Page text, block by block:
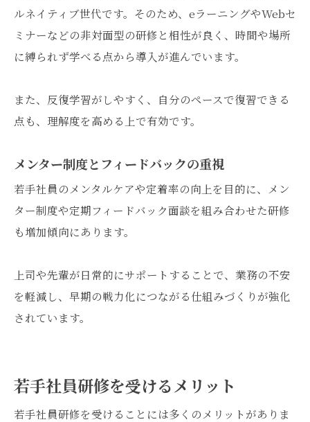
ルネイティブ世代です。そのため、eラーニングやWebセ
ミナーなどの非対面型の研修と相性が良く、時間や場所
に縛られず学べる点から導入が進んでいます。
また、反復学習がしやすく、自分のペースで復習できる
点も、理解度を高める上で有効です。
メンター制度とフィードバックの重視
若手社員のメンタルケアや定着率の向上を目的に、メン
ター制度や定期フィードバック面談を組み合わせた研修
も増加傾向にあります。
上司や先輩が日常的にサポートすることで、業務の不安
を軽減し、早期の戦力化につながる仕組みづくりが強化
されています。
若手社員研修を受けるメリット
若手社員研修を受けることには多くのメリットがありま